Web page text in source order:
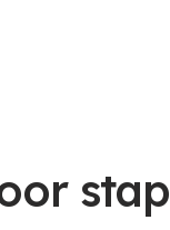
stap